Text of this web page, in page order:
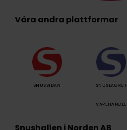
Våra andra plattformar
SNUSSIDAN SNUSLAGRET
VAPEHANDEL
Snushallen i Norden AB